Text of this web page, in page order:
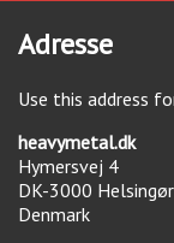
Adresse
Use this address
heavymetal.dk
Hymersvej 4
DK-3000 Helsingør
Denmark